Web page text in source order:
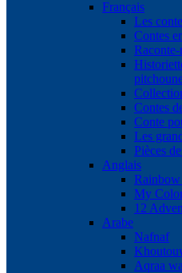
Français
Les
Contes
Contes
Conte
Les
Pièces
Anglais
Rainbow
My
12
Arabe
Nafnaf
Aqraa